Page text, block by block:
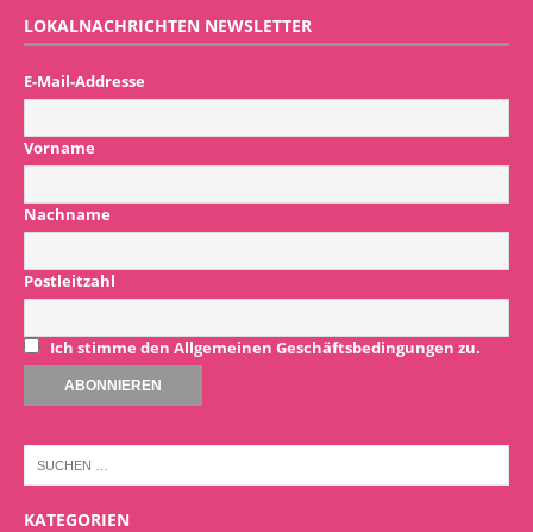
LOKALNACHRICHTEN NEWSLETTER
E-Mail-Addresse
Vorname
Nachname
Postleitzahl
Ich stimme den Allgemeinen Geschäftsbedingungen zu.
KATEGORIEN